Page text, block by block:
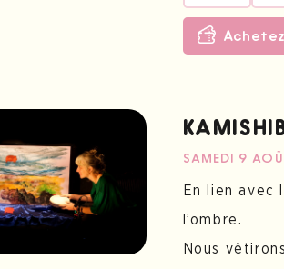
SAMEDI 9
En lien
l’ombre.
Nous